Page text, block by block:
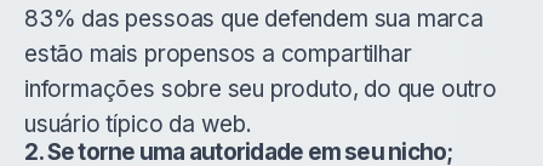
83% das pessoas que defendem sua marca
estão mais propensos a compartilhar
informações sobre seu produto, do que outro
usuário típico da web.
2. Se torne uma autoridade em seu nicho;